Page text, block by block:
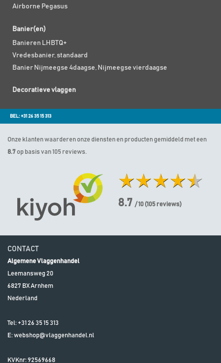
Airborne Pegasus
Banier(en)
Banieren LHBTQ+
Vredesbanier, standaard
Banier Nijmeegse 4daagse, Nijmeegse vierdaagse
Decoratieve vlaggen
BEL: +31 26 35 15 313
Onze klanten waarderen onze diensten en producten gemiddeld met een
8.7 op basis van 105 reviews.
8.7 / 10 (105 reviews)
CONTACT
Algemene Vlaggenhandel
Leemansweg 20
6827 BXArnhem
Nederland
Tel: +31 26 35 15 313
E:webshop@vlaggenhandel.nl
KVKnr: 92569668